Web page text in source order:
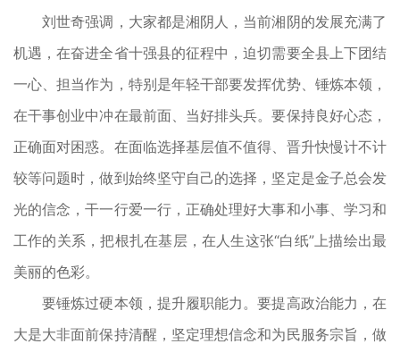
刘世奇强调，大家都是湘阴人，当前湘阴的发展充满了
机遇，在奋进全省十强县的征程中，迫切需要全县上下团结
一心、担当作为，特别是年轻干部要发挥优势、锤炼本领，
在干事创业中冲在最前面、当好排头兵。要保持良好心态，
正确面对困惑。在面临选择基层值不值得、晋升快慢计不计
较等问题时，做到始终坚守自己的选择，坚定是金子总会发
光的信念，干一行爱一行，正确处理好大事和小事、学习和
工作的关系，把根扎在基层，在人生这张“白纸”上描绘出最
美丽的色彩。
要锤炼过硬本领，提升履职能力。要提高政治能力，在
大是大非面前保持清醒，坚定理想信念和为民服务宗旨，做